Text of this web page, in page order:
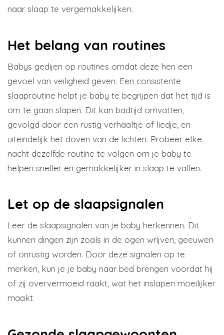
naar slaap te vergemakkelijken.
Het belang van routines
Babys gedijen op routines omdat deze hen een
gevoel van veiligheid geven. Een consistente
slaaproutine helpt je baby te begrijpen dat het tijd is
om te gaan slapen. Dit kan badtijd omvatten,
gevolgd door een rustig verhaaltje of liedje, en
uiteindelijk het doven van de lichten. Probeer elke
nacht dezelfde routine te volgen om je baby te
helpen sneller en gemakkelijker in slaap te vallen.
Let op de slaapsignalen
Leer de slaapsignalen van je baby herkennen. Dit
kunnen dingen zijn zoals in de ogen wrijven, geeuwen
of onrustig worden. Door deze signalen op te
merken, kun je je baby naar bed brengen voordat hij
of zij oververmoeid raakt, wat het inslapen moeilijker
maakt.